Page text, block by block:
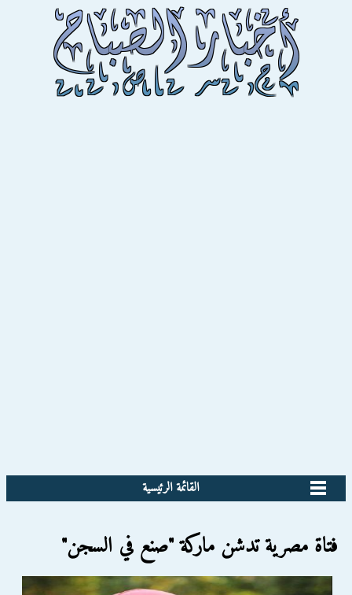
القائمة الرئيسية
فتاة مصرية تدشن ماركة "صنع في السجن"